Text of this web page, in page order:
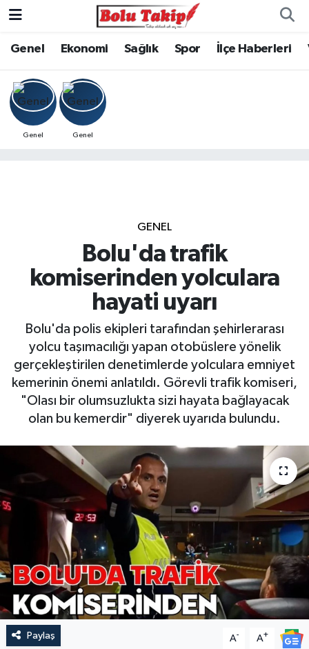
Genel Ekonomi Sağlık Spor İlçe Haberleri
Genel Genel
GENEL
Bolu'da trafik
komiserinden yolculara
hayati uyarı
Bolu'da polis ekipleri tarafından şehirlerarası
yolcu taşımacılığı yapan otobüslere yönelik
gerçekleştirilen denetimlerde yolculara emniyet
kemerinin önemi anlatıldı. Görevli trafik komiseri,
"Olası bir olumsuzlukta sizi hayata bağlayacak
olan bu kemerdir" diyerek uyarıda bulundu.
Paylaş A- A+